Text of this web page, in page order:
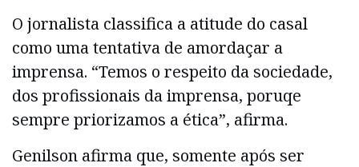
O jornalista classifica a atitude do casal
como uma tentativa de amordaçar a
imprensa. “Temos o respeito da sociedade,
dos profissionais da imprensa, poruqe
sempre priorizamos a ética”, afirma.
Genilson afirma que, somente após ser